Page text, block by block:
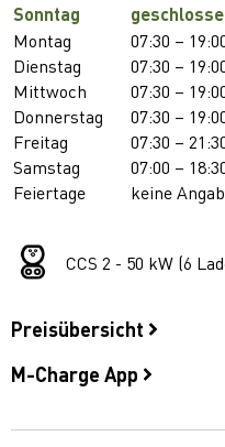
Sonntag
Montag
07:30 –
Dienstag
07:30 –
Mittwoch
07:30 –
Donnerstag
07:30 –
Freitag
07:30 –
Samstag
07:00 –
Feiertage
keine
CCS 2 - 50 kW (6
Preisübersicht
M-Charge App